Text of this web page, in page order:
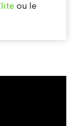
ou le